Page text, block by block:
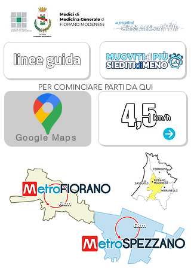
PER COMINCIARE PARTI DA QUI
Google Maps